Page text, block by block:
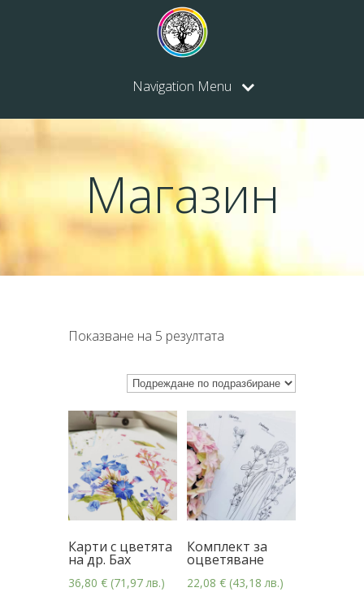
Navigation Menu
Магазин
Показване на 5 резултата
Карти с цветята
на др. Бах
36,80 € (71,97 лв.)
Комплект за
оцветяване
22,08 € (43,18 лв.)